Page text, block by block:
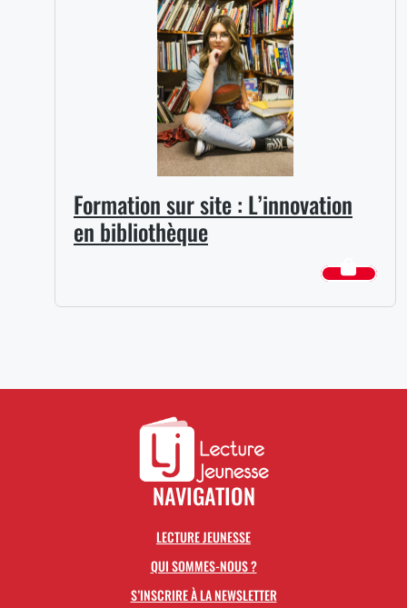
Formation sur site : L’innovation
en bibliothèque
NAVIGATION
LECTURE JEUNESSE
QUI SOMMES-NOUS ?
S’INSCRIRE À LA NEWSLETTER